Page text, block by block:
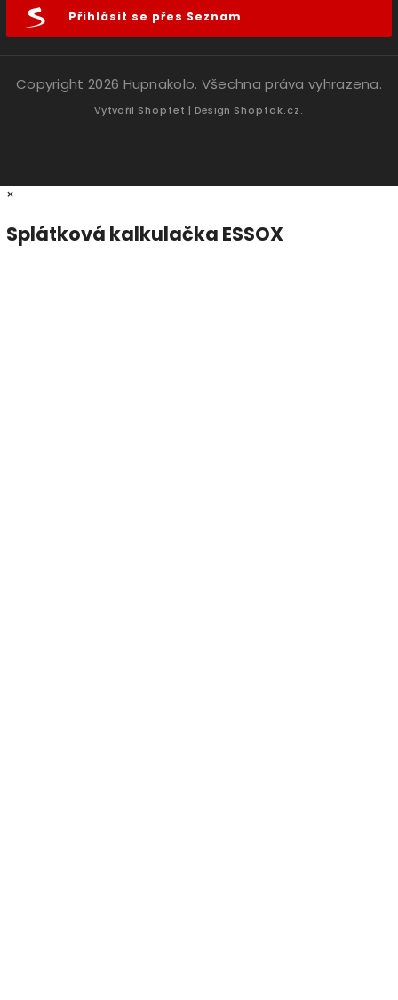
Přihlásit se přes Seznam
Copyright 2026 Hupnakolo. Všechna práva vyhrazena.
Vytvořil Shoptet | Design Shoptak.cz.
×
Splátková kalkulačka ESSOX